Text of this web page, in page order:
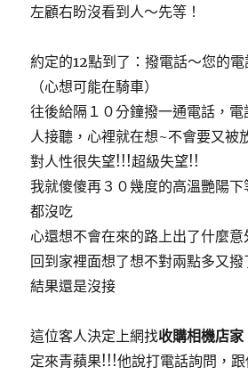
左顧右盼沒看到人～先等！
約定的12點到了：撥電話～您的
（心想可能在騎車）
往後給隔１０分鐘撥一通電話，
人接聽，心裡就在想~不會要又被
對人性很失望!!!超級失望!!
我就傻傻再３０幾度的高溫艷陽
都沒吃
心還想不會在來的路上出了什麼意
回到家裡面想了想不對兩點多又撥
結果還是沒接
這位客人決定上網找收購相機店家
定來青蘋果!!!他說打電話詢問，